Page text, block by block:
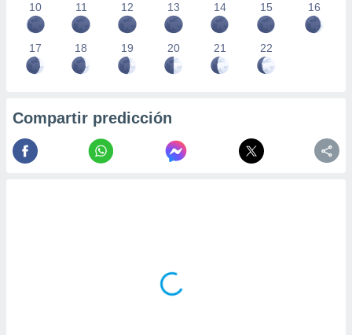
10 11 12 13 14 15 16
17 18 19 20 21 22
Compartir predicción